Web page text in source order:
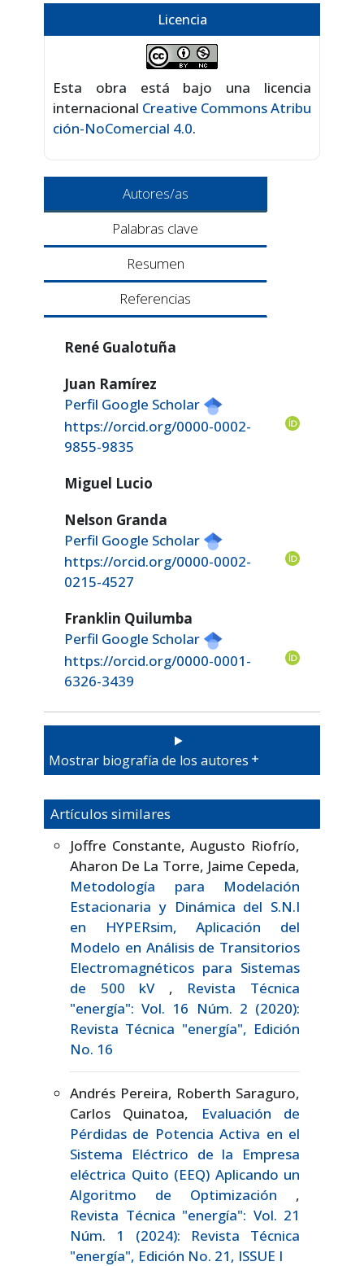
Licencia
Esta obra está bajo una licencia
internacional Creative Commons Atribu
ción-NoComercial 4.0.
Autores/as
Palabras clave
Resumen
Referencias
René Gualotuña
Juan Ramírez
Perfil Google Scholar
https://orcid.org/0000-0002-
9855-9835
Miguel Lucio
Nelson Granda
Perfil Google Scholar
https://orcid.org/0000-0002-
0215-4527
Franklin Quilumba
Perfil Google Scholar
https://orcid.org/0000-0001-
6326-3439
Mostrar biografía de los autores
Artículos similares
Joffre Constante, Augusto Riofrío,
Aharon De La Torre, Jaime Cepeda,
Metodología para Modelación
Estacionaria y Dinámica del S.N.I
en HYPERsim, Aplicación del
Modelo en Análisis de Transitorios
Electromagnéticos para Sistemas
de 500 kV , Revista Técnica
"energía": Vol. 16 Núm. 2 (2020):
Revista Técnica "energía", Edición
No. 16
Andrés Pereira, Roberth Saraguro,
Carlos Quinatoa,
Evaluación de
Pérdidas de Potencia Activa en el
Sistema Eléctrico de la Empresa
eléctrica Quito (EEQ) Aplicando un
Algoritmo de Optimización ,
Revista Técnica "energía": Vol. 21
Núm. 1 (2024): Revista Técnica
"energía", Edición No. 21, ISSUE I